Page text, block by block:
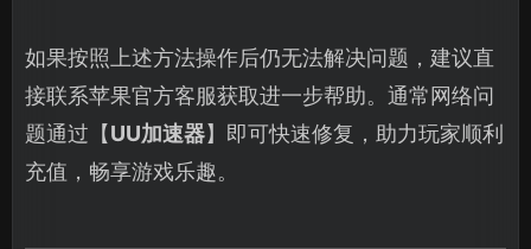
如果按照上述方法操作后仍无法解决问题，建议直
接联系苹果官方客服获取进一步帮助。通常网络问
题通过【UU加速器】即可快速修复，助力玩家顺利
充值，畅享游戏乐趣。